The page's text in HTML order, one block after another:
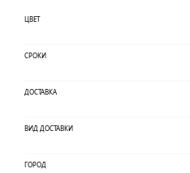
ЦВЕТ
СРОКИ
ДОСТАВКА
ВИД ДОСТАВКИ
ГОРОД